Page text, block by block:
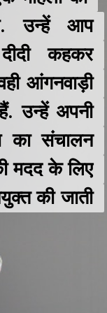
उन्हें आप
कहकर
आंगनवाड़ी
हैं. उन्हें अपनी
का संचालन
मदद के लिए
की जाती
उन्हें आप
कहकर
आंगनवाड़ी
हैं. उन्हें अपनी
का संचालन
मदद के लिए
की जाती